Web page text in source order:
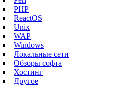
PHP
ReactOS
Unix
WAP
Windows
Локальные сети
Обзоры софта
Хостинг
Другое